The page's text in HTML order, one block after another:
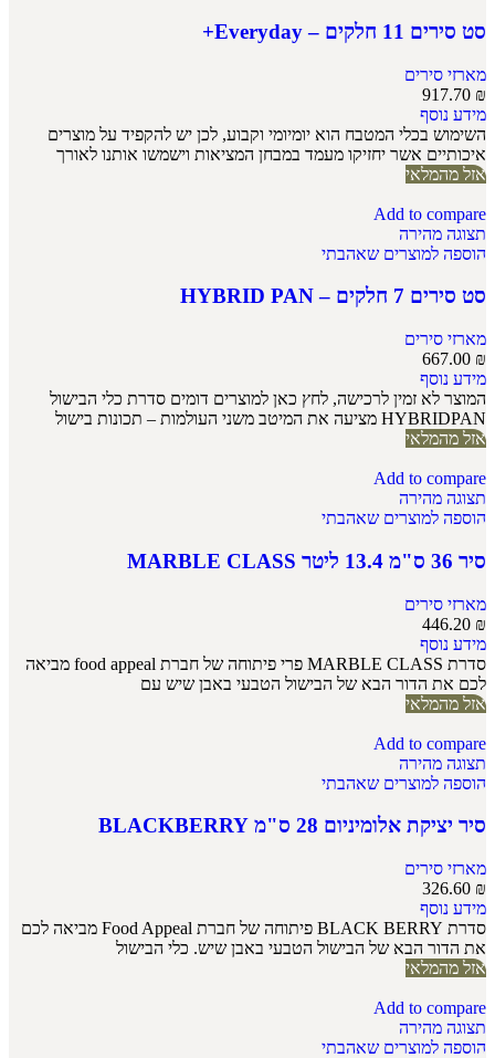
סט סירים 11 חלקים – Everyday+
מארזי סירים
917.70 ₪
מידע נוסף
השימוש בכלי המטבח הוא יומיומי וקבוע, לכן יש להקפיד על מוצרים
איכותיים אשר יחזיקו מעמד במבחן המציאות וישמשו אותנו לאורך
אזל מהמלאי
Add to compare
תצוגה מהירה
הוספה למוצרים שאהבתי
סט סירים 7 חלקים – HYBRID PAN
מארזי סירים
667.00 ₪
מידע נוסף
המוצר לא זמין לרכישה, לחץ כאן למוצרים דומים סדרת כלי הבישול
HYBRIDPAN מציעה את המיטב משני העולמות – תכונות בישול
אזל מהמלאי
Add to compare
תצוגה מהירה
הוספה למוצרים שאהבתי
סיר 36 ס"מ 13.4 ליטר MARBLE CLASS
מארזי סירים
446.20 ₪
מידע נוסף
סדרת MARBLE CLASS פרי פיתוחה של חברת food appeal מביאה
לכם את הדור הבא של הבישול הטבעי באבן שיש עם
אזל מהמלאי
Add to compare
תצוגה מהירה
הוספה למוצרים שאהבתי
סיר יציקת אלומיניום 28 ס"מ BLACKBERRY
מארזי סירים
326.60 ₪
מידע נוסף
סדרת BLACK BERRY פיתוחה של חברת Food Appeal מביאה לכם
את הדור הבא של הבישול הטבעי באבן שיש. כלי הבישול
אזל מהמלאי
Add to compare
תצוגה מהירה
הוספה למוצרים שאהבתי